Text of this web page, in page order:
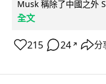
Musk 稱除了中國之外
全文
215 24 ↗ 分